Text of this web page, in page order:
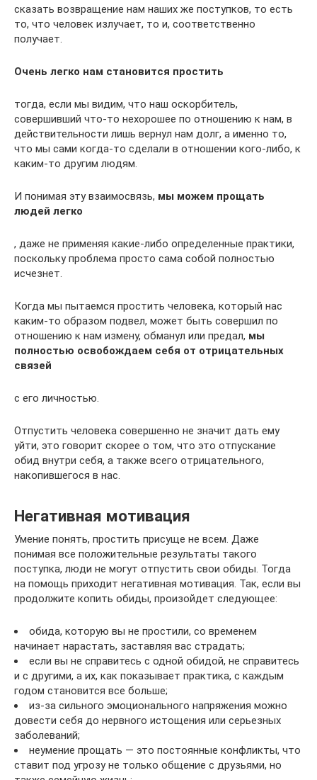
сказать возвращение нам наших же поступков, то есть
то, что человек излучает, то и, соответственно
получает.
Очень легко нам становится простить
тогда, если мы видим, что наш оскорбитель,
совершивший что-то нехорошее по отношению к нам, в
действительности лишь вернул нам долг, а именно то,
что мы сами когда-то сделали в отношении кого-либо, к
каким-то другим людям.
И понимая эту взаимосвязь, мы можем прощать
людей легко
, даже не применяя какие-либо определенные практики,
поскольку проблема просто сама собой полностью
исчезнет.
Когда мы пытаемся простить человека, который нас
каким-то образом подвел, может быть совершил по
отношению к нам измену, обманул или предал, мы
полностью освобождаем себя от отрицательных
связей
с его личностью.
Отпустить человека совершенно не значит дать ему
уйти, это говорит скорее о том, что это отпускание
обид внутри себя, а также всего отрицательного,
накопившегося в нас.
Негативная мотивация
Умение понять, простить присуще не всем. Даже
понимая все положительные результаты такого
поступка, люди не могут отпустить свои обиды. Тогда
на помощь приходит негативная мотивация. Так, если вы
продолжите копить обиды, произойдет следующее:
обида, которую вы не простили, со временем
начинает нарастать, заставляя вас страдать;
если вы не справитесь с одной обидой, не справитесь
и с другими, а их, как показывает практика, с каждым
годом становится все больше;
из-за сильного эмоционального напряжения можно
довести себя до нервного истощения или серьезных
заболеваний;
неумение прощать — это постоянные конфликты, что
ставит под угрозу не только общение с друзьями, но